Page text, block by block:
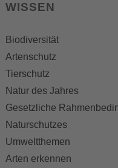
WISSEN
Biodiversität
Artenschutz
Tierschutz
Natur des Jahres
Gesetzliche
Naturschutzes
Umweltthemen
Arten erkennen